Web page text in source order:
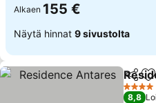
Alkaen 155 €
Näytä hinnat 9 sivustolta
Jaa
4
8,8